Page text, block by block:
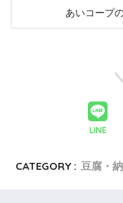
あいコープ
LINE
CATEGORY : 豆腐・